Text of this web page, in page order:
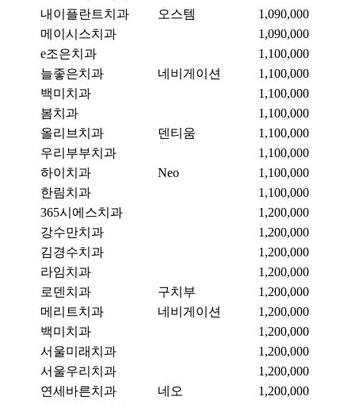
내이플란트치과
오스템
1,090,000
메이시스치과
1,090,000
e조은치과
1,100,000
늘좋은치과
네비게이션
1,100,000
백미치과
1,100,000
봄치과
1,100,000
올리브치과
덴티움
1,100,000
우리부부치과
1,100,000
하이치과
Neo
1,100,000
한림치과
1,100,000
365시에스치과
1,200,000
강수만치과
1,200,000
김경수치과
1,200,000
라임치과
1,200,000
로덴치과
구치부
1,200,000
메리트치과
네비게이션
1,200,000
백미치과
1,200,000
서울미래치과
1,200,000
서울우리치과
1,200,000
연세바른치과
네오
1,200,000